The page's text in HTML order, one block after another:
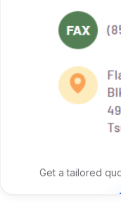
Get a tailored